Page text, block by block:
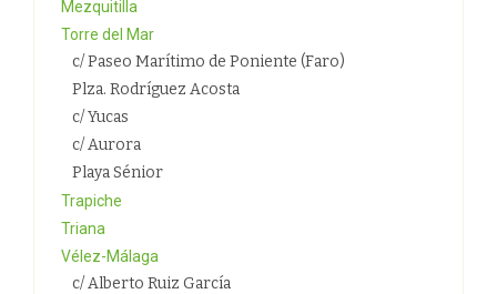
Mezquitilla
Torre del Mar
c/ Paseo Marítimo de Poniente (Faro)
Plza. Rodríguez Acosta
c/ Yucas
c/ Aurora
Playa Sénior
Trapiche
Triana
Vélez-Málaga
c/ Alberto Ruiz García